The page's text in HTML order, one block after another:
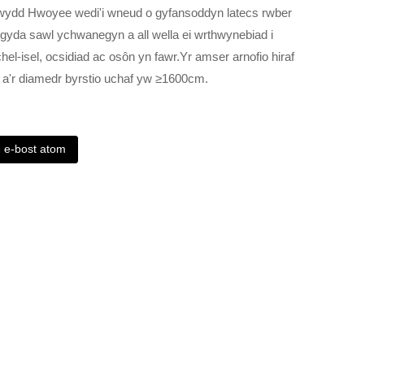
Hwoyee wedi'i wneud o gyfansoddyn latecs rwber
sawl ychwanegyn a all wella ei wrthwynebiad i
isel, ocsidiad ac osôn yn fawr.Yr amser arnofio hiraf
diamedr byrstio uchaf yw ≥1600cm.
e-bost atom